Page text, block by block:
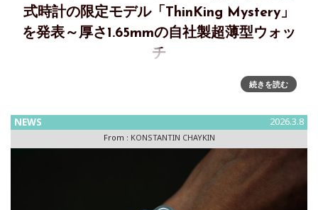
式時計の限定モデル「ThinKing Mystery」
を発表～厚さ1.65mmの自社製超薄型ウォッ
チ
超薄型機械式時計の限定モデル「ThinKing Mystery」～ 厚さ
1.65mmの自社製超薄型ウォッチに、“透明な目”を備えたミス
続きを読む
NEWS 2026.3.8
From : KONSTANTIN CHAYKIN